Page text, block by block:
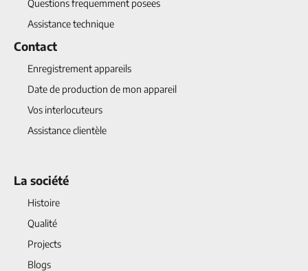
Questions frequemment posees
Assistance technique
Contact
Enregistrement appareils
Date de production de mon appareil
Vos interlocuteurs
Assistance clientèle
La société
Histoire
Qualité
Projects
Blogs